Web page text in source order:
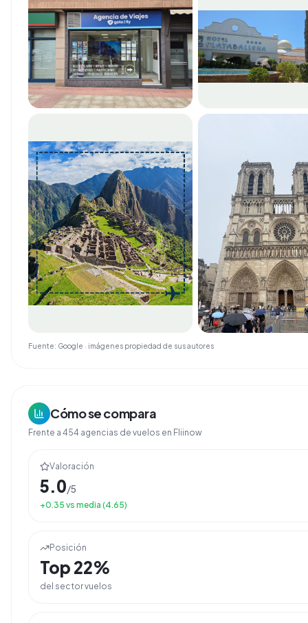
Fuente: Google · imágenes propiedad de sus autores
Cómo se compara
Frente a 454 agencias de vuelos en Fliinow
Valoración
5.0/5
+0.35 vs media (4.65)
Posición
Top 22%
del sectorvuelos